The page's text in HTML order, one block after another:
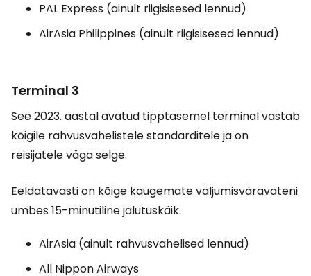
PAL Express (ainult riigisisesed lennud)
AirAsia Philippines (ainult riigisisesed lennud)
Terminal 3
See 2023. aastal avatud tipptasemel terminal vastab
kõigile rahvusvahelistele standarditele ja on
reisijatele väga selge.
Eeldatavasti on kõige kaugemate väljumisväravateni
umbes 15-minutiline jalutuskäik.
AirAsia (ainult rahvusvahelised lennud)
All Nippon Airways